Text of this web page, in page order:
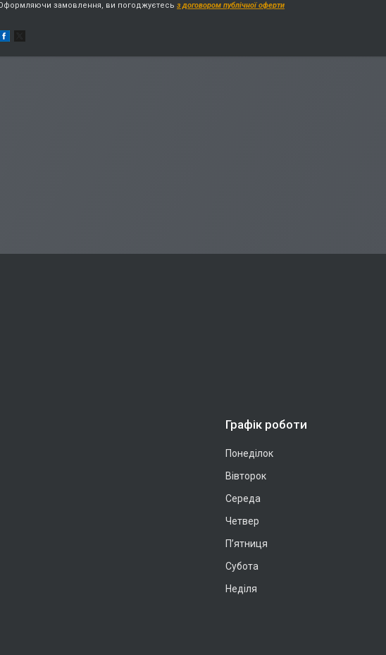
замовлення, ви погоджуєтесь з договором публічної оферти
Графік роботи
Понеділок
Вівторок
Середа
Четвер
Пʼятниця
Субота
Неділя